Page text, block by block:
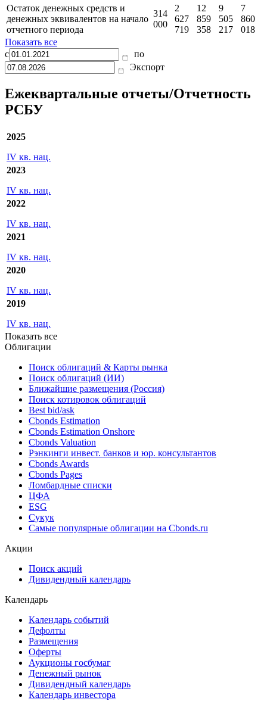
Остаток денежных средств и
денежных эквивалентов на начало
отчетного периода
314
000
2
627
719
12
859
358
9
505
217
7
860
018
Показать все
с
по
Экспорт
Ежеквартальные отчеты/Отчетность
РСБУ
2025
IV кв. нац.
2023
IV кв. нац.
2022
IV кв. нац.
2021
IV кв. нац.
2020
IV кв. нац.
2019
IV кв. нац.
Показать все
Облигации
Поиск облигаций & Карты рынка
Поиск облигаций (ИИ)
Ближайшие размещения (Россия)
Поиск котировок облигаций
Best bid/ask
Cbonds Estimation
Cbonds Estimation Onshore
Cbonds Valuation
Рэнкинги инвест. банков и юр. консультантов
Cbonds Awards
Cbonds Pages
Ломбардные списки
ЦФА
ESG
Сукук
Самые популярные облигации на Cbonds.ru
Акции
Поиск акций
Дивидендный календарь
Календарь
Календарь событий
Дефолты
Размещения
Оферты
Аукционы госбумаг
Денежный рынок
Дивидендный календарь
Календарь инвестора